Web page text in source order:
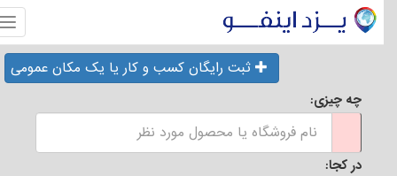
منو
ثبت رایگان کسب و کار یا یک مکان عمومی
چه چیزی:
در کجا: